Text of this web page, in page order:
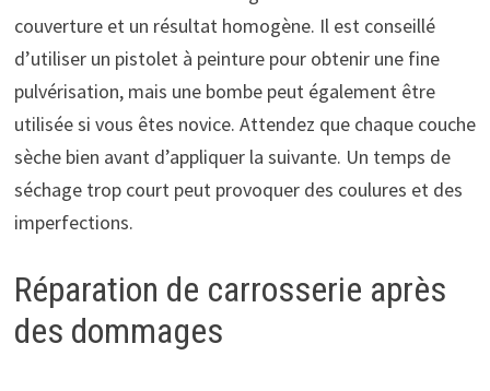
couverture et un résultat homogène. Il est conseillé
d’utiliser un pistolet à peinture pour obtenir une fine
pulvérisation, mais une bombe peut également être
utilisée si vous êtes novice. Attendez que chaque couche
sèche bien avant d’appliquer la suivante. Un temps de
séchage trop court peut provoquer des coulures et des
imperfections.
Réparation de carrosserie après
des dommages